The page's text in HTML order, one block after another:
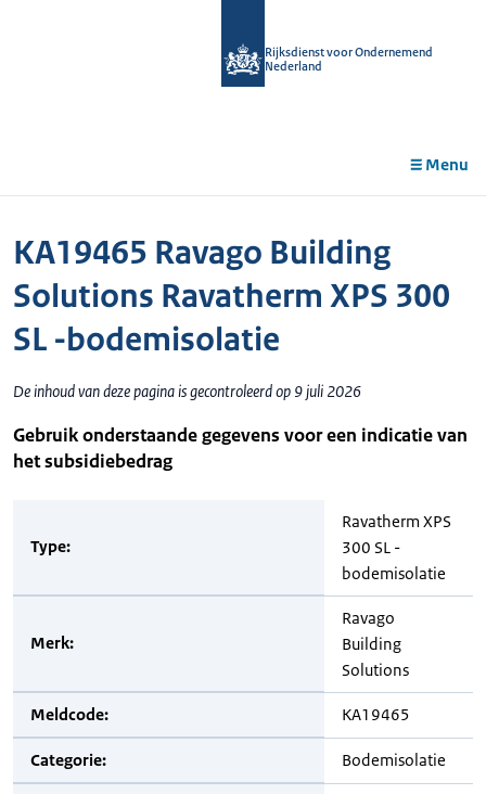
Rijksdienst voor Ondernemend
Nederland
Menu
KA19465 Ravago Building
Solutions Ravatherm XPS 300
SL -bodemisolatie
De inhoud van deze pagina is gecontroleerd op 9 juli 2026
Gebruik onderstaande gegevens voor een indicatie van
het subsidiebedrag
Type:
Ravatherm XPS
300 SL -
bodemisolatie
Merk:
Ravago
Building
Solutions
Meldcode: KA19465
Categorie: Bodemisolatie